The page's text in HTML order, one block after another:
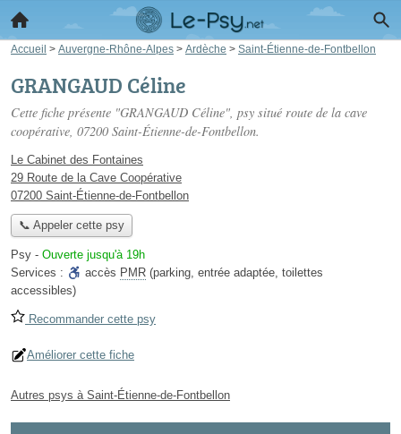
Accueil > Auvergne-Rhône-Alpes > Ardèche > Saint-Étienne-de-Fontbellon
GRANGAUD Céline
Cette fiche présente "GRANGAUD Céline", psy situé route de la cave
coopérative, 07200 Saint-Étienne-de-Fontbellon.
Le Cabinet des Fontaines
29 Route de la Cave Coopérative
07200 Saint-Étienne-de-Fontbellon
📞 Appeler cette psy
Psy - Ouverte jusqu'à 19h
Services :
accès PMR (parking, entrée adaptée, toilettes
accessibles)
Recommander cette psy
Améliorer cette fiche
Autres psys à Saint-Étienne-de-Fontbellon